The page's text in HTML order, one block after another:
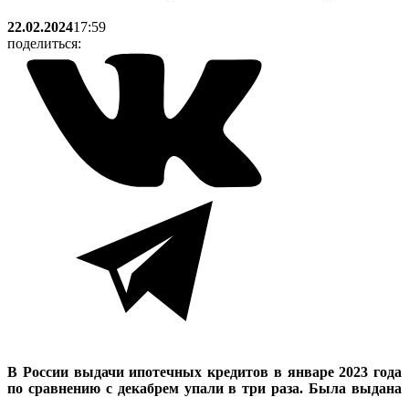
22.02.202417:59
поделиться:
В России выдачи ипотечных кредитов в январе 2023 года
по сравнению с декабрем упали в три раза. Была выдана